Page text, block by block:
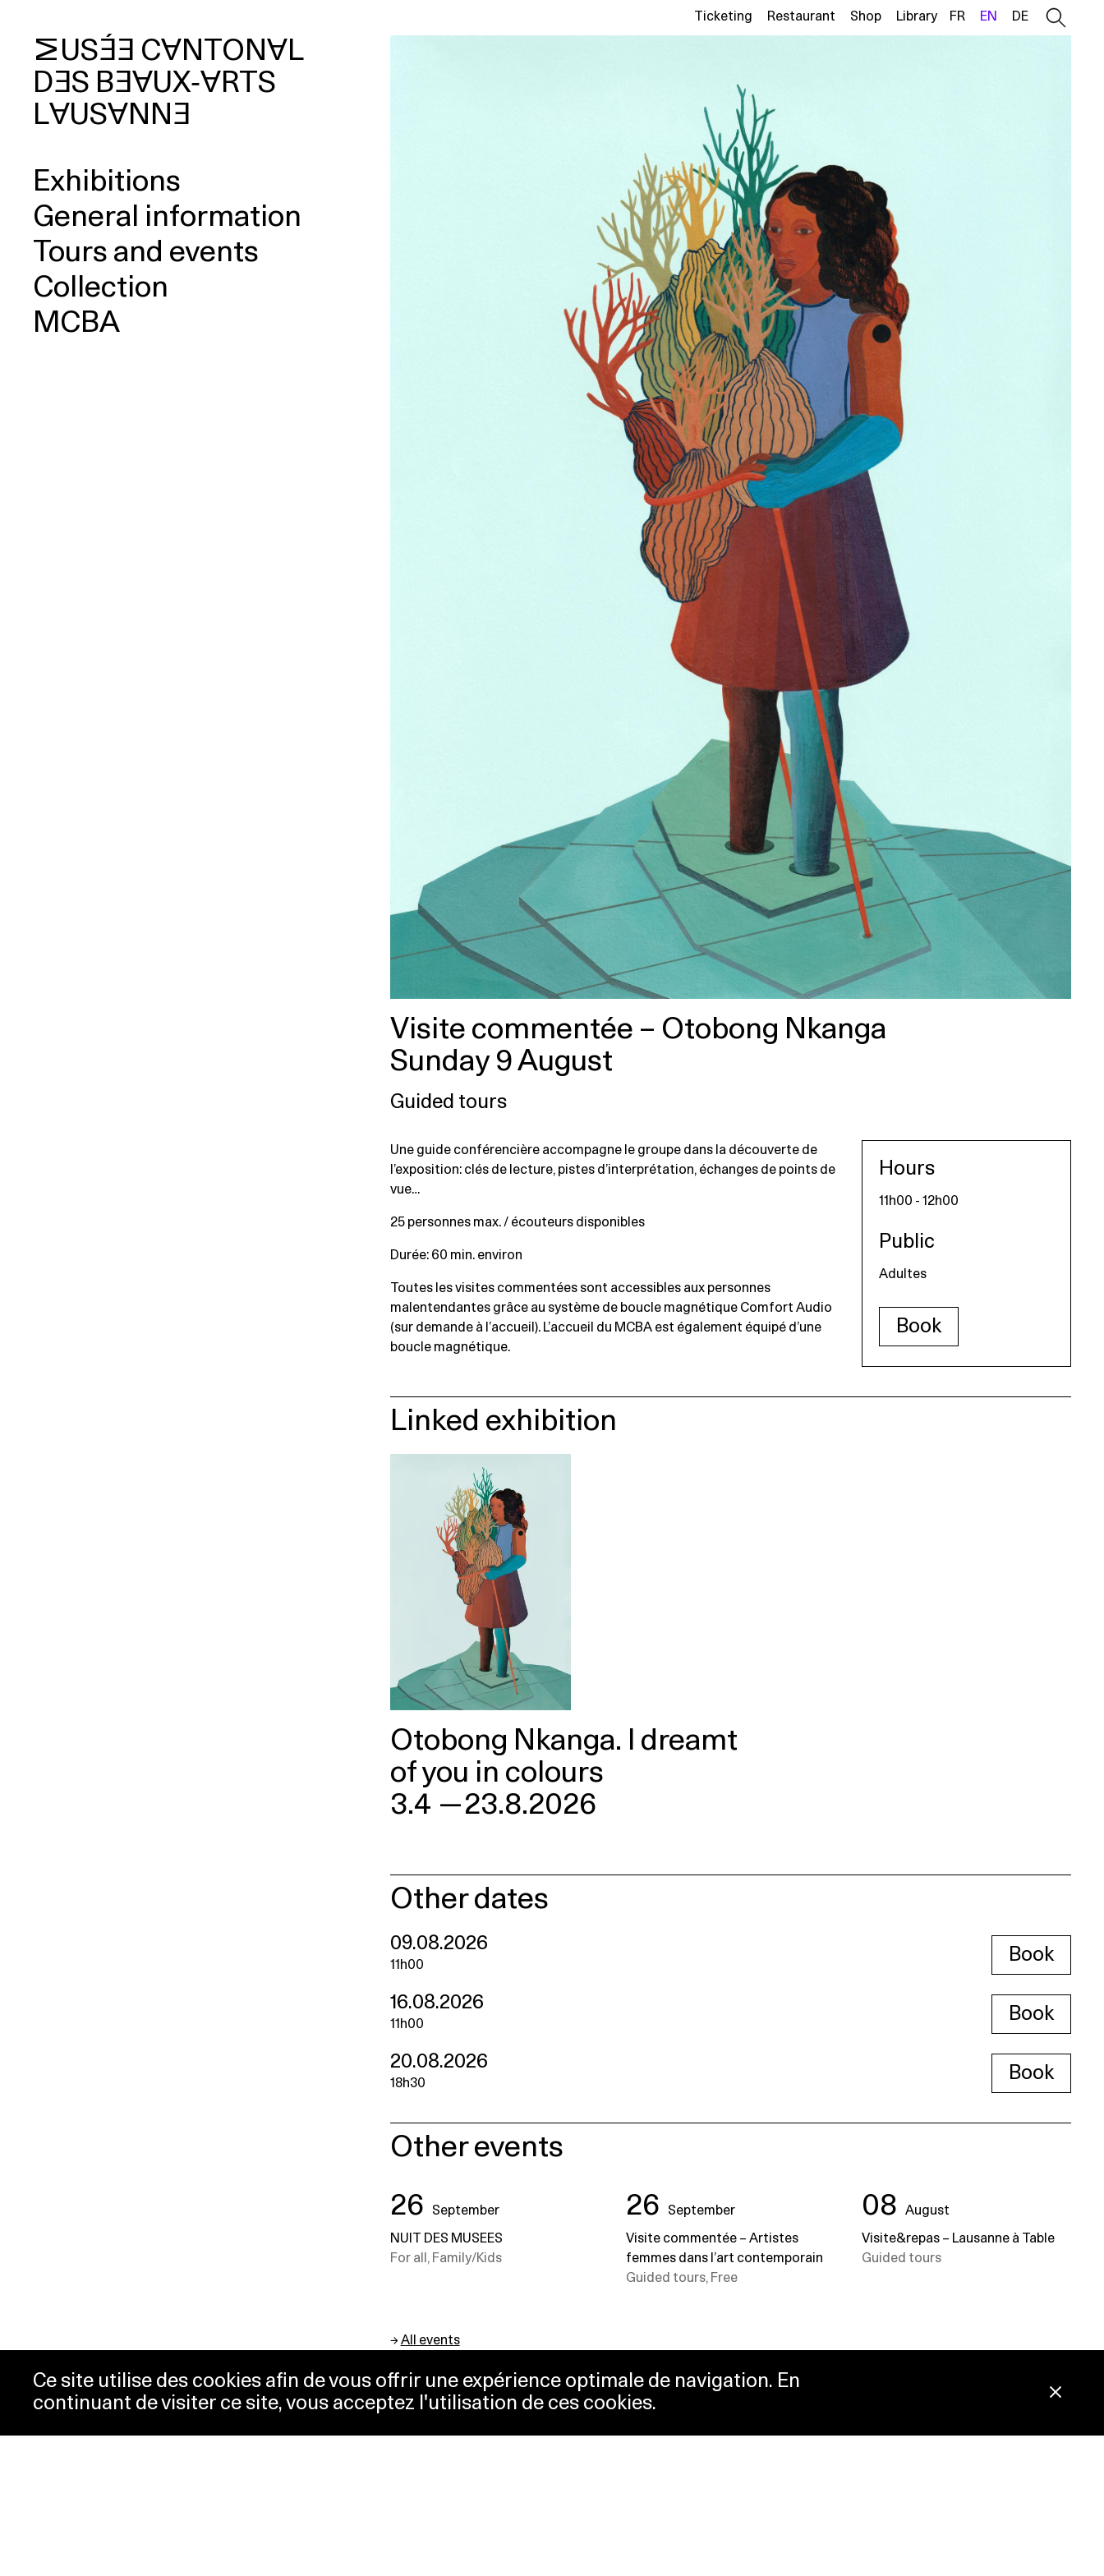
Ce site utilise des cookies afin de vous offrir une expérience optimale de navigation. En
continuant de visiter ce site, vous acceptez l'utilisation de ces cookies.
MUSÉE CANTONAL
DES BEAUX‑ARTS
LAUSANNE
Exhibitions
General information
Tours and events
Collection
MCBA
Ticketing Restaurant Shop Library FR EN DE
Visite commentée – Otobong Nkanga
Sunday 9 August
Guided tours
Une guide conférencière accompagne le groupe dans la découverte de
l’exposition: clés de lecture, pistes d’interprétation, échanges de points de
vue…
25 personnes max. / écouteurs disponibles
Durée: 60 min. environ
Toutes les visites commentées sont accessibles aux personnes
malentendantes grâce au système de boucle magnétique Comfort Audio
(sur demande à l’accueil). L’accueil du MCBA est également équipé d’une
boucle magnétique.
Hours
11h00 - 12h00
Public
Adultes
Book
Linked exhibition
Otobong Nkanga. I dreamt
of you in colours
3.4 —23.8.2026
Other dates
09.08.2026
11h00 Book
16.08.2026
11h00 Book
20.08.2026
18h30 Book
Other events
26
September
NUIT DES MUSEES
For all, Family/Kids
26 September
Visite commentée – Artistes
femmes dans l’art contemporain
Guided tours, Free
08 August
Visite&repas – Lausanne à Table
Guided tours
→All events